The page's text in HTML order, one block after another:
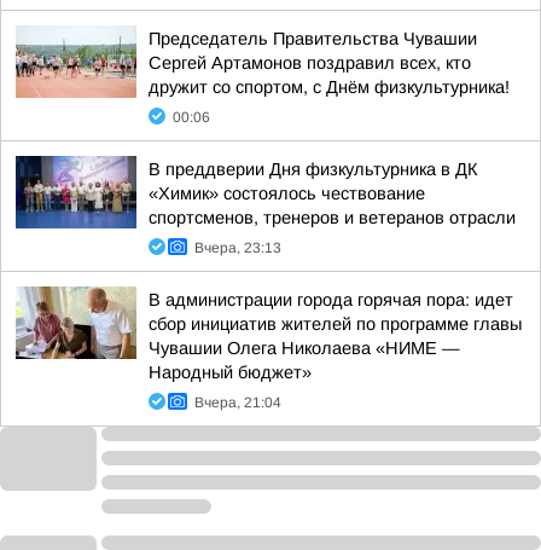
Председатель Правительства Чувашии
Сергей Артамонов поздравил всех, кто
дружит со спортом, с Днём физкультурника!
00:06
В преддверии Дня физкультурника в ДК
«Химик» состоялось чествование
спортсменов, тренеров и ветеранов отрасли
Вчера, 23:13
В администрации города горячая пора: идет
сбор инициатив жителей по программе главы
Чувашии Олега Николаева «НИМЕ —
Народный бюджет»
Вчера, 21:04